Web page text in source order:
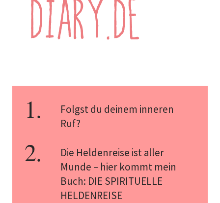
Folgst du deinem inneren
Ruf?
Die Heldenreise ist aller
Munde – hier kommt mein
Buch: DIE SPIRITUELLE
HELDENREISE